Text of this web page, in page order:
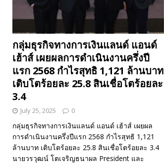
กลุ่มธุรกิจทางการเงินแลนด์ แอนด์
เฮ้าส์ เผยผลการดำเนินงานครึ่งปี
แรก 2568 กำไรสุทธิ 1,121 ล้านบาท
เติบโตร้อยละ 25.8 สินเชื่อโตร้อยละ
3.4
July 25, 2025 0
กลุ่มธุรกิจทางการเงินแลนด์ แอนด์ เฮ้าส์ เผยผล
การดำเนินงานครึ่งปีแรก 2568 กำไรสุทธิ 1,121
ล้านบาท เติบโตร้อยละ 25.8 สินเชื่อโตร้อยละ 3.4
นายวรวุฒน์ โตเจริญธนาผล President และ